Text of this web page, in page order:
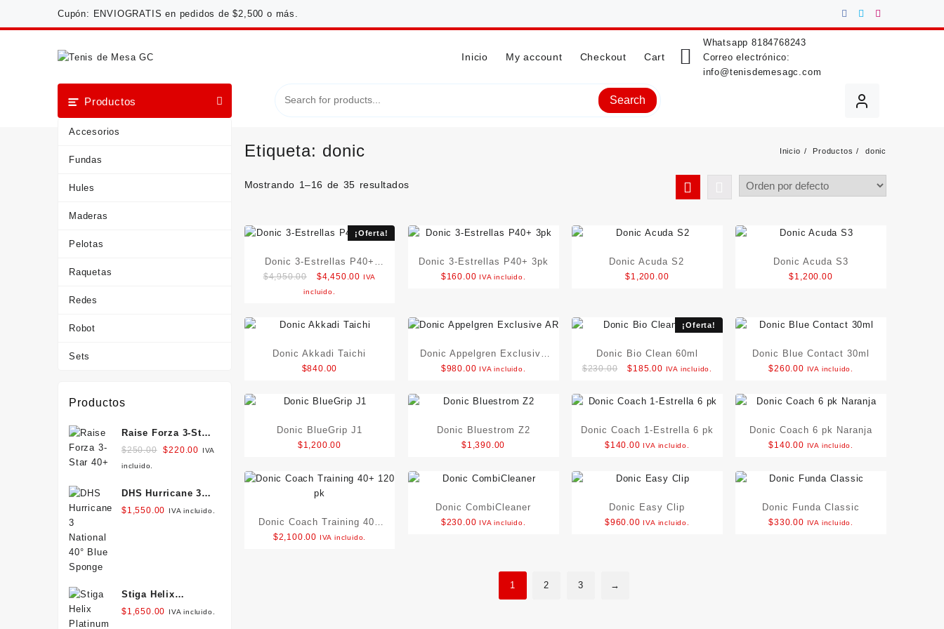
Cupón: ENVIOGRATIS en pedidos de $2,500 o más.
Inicio My account Checkout Cart
Whatsapp 8184768243
Correo electrónico:
info@tenisdemesagc.com
Productos
Accesorios
Fundas
Hules
Maderas
Pelotas
Raquetas
Redes
Robot
Sets
Search
Etiqueta: donic Inicio Productos donic
Mostrando 1–16 de 35 resultados
¡Oferta!
Donic 3-Estrellas P40+
120pk
$4,950.00
Original
price
$4,950.00.
$4,450.00Current
$4,450.00.
IVA
incluido.
Donic 3-Estrellas P40+ 3pk
$160.00 IVA incluido.
Donic Acuda S2
$1,200.00
Donic Acuda S3
$1,200.00
Donic Akkadi Taichi
$840.00
Donic Appelgren Exclusive
AR
$980.00 IVA incluido.
¡Oferta!
Donic Bio Clean 60ml
$230.00
Original
was:
$185.00Current
is:
IVA incluido.
Donic Blue Contact 30ml
$260.00 IVA incluido.
Donic BlueGrip J1
$1,200.00
Donic Bluestrom Z2
$1,390.00
Donic Coach 1-Estrella 6 pk
$140.00 IVA incluido.
Donic Coach 6 pk Naranja
$140.00 IVA incluido.
Donic Coach Training 40+
120 pk
$2,100.00 IVA incluido.
Donic CombiCleaner
$230.00 IVA incluido.
Donic Easy Clip
$960.00 IVA incluido.
Donic Funda Classic
$330.00 IVA incluido.
1 2 3 →
Productos
Raise Forza 3-Star
40+
$250.00 Original
$250.00.
$220.00 Current
$220.00.
IVA
incluido.
DHS Hurricane 3
National 40° Blue
$1,550.00 IVA incluido.
Stiga Helix
Platinum XH
$1,650.00 IVA incluido.